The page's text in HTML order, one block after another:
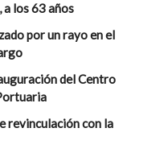
a los 63 años
por un rayo en el
del Centro
revinculación con la